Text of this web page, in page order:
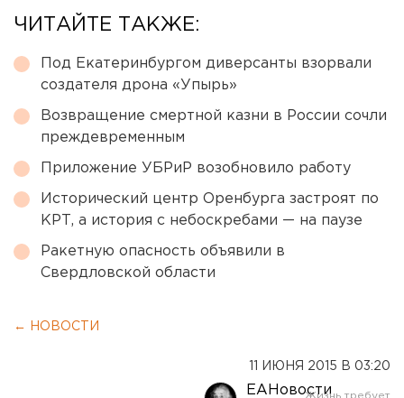
ЧИТАЙТЕ ТАКЖЕ:
Под Екатеринбургом диверсанты взорвали
создателя дрона «Упырь»
Возвращение смертной казни в России сочли
преждевременным
Приложение УБРиР возобновило работу
Исторический центр Оренбурга застроят по
КРТ, а история с небоскребами — на паузе
Ракетную опасность объявили в
Свердловской области
← НОВОСТИ
11 ИЮНЯ 2015 В 03:20
ЕАНовости